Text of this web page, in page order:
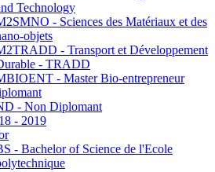
Technology
- Sciences des Matériaux et des
objets
- Transport et Développement
- TRADD
- Master Bio-entrepreneur
- Non Diplomant
- 2019
- Bachelor of Science de l'Ecole